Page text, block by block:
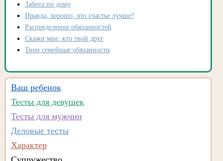
Забота по дому
Правда, хорошо, что счастье лучше?
Распределение обязанностей
Скажи мне, кто твой друг
Твои семейные обязанности
Ваш ребенок
Тесты для девушек
Тесты для мужчин
Деловые тесты
Характер